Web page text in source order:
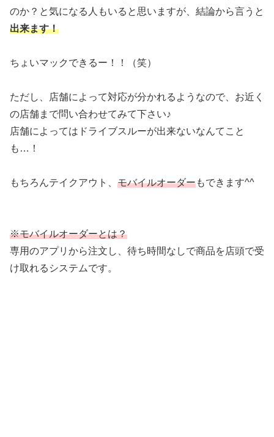
のか？と気になる人もいると思いますが、結論から言うと
出来ます！
ちょいマックできるー！！（笑）
ただし、店舗によって対応が分かれるようなので、お近く
の店舗まで問い合わせてみて下さい♪
店舗によってはドライブスルーが出来ないなんてこと
も…！
もちろんテイクアウト、 モバイルオーダーもできます^^
※モバイルオーダーとは？
専用のアプリから注文し、待ち時間なしで商品を店頭で受
け取れるシステムです。